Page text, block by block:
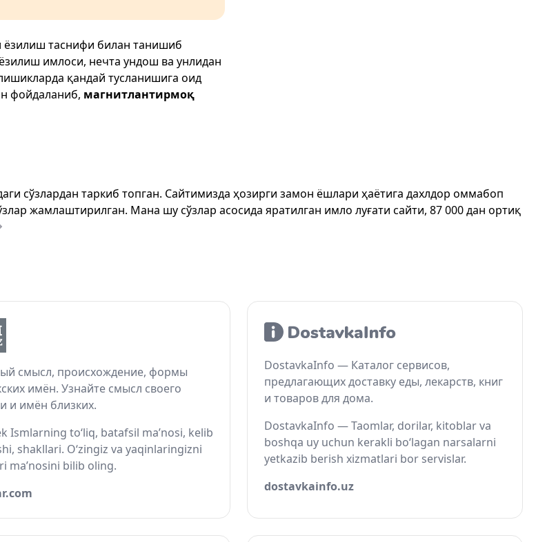
ёзилиш таснифи билан танишиб
имлоси, нечта ундош ва унлидан
қандай тусланишига оид
фойдаланиб, магнитлантирмоқ
сўзлардан таркиб топган. Сайтимизда ҳозирги замон ёшлари ҳаётига дахлдор оммабоп
жамлаштирилган. Мана шу сўзлар асосида яратилган имло луғати сайти, 87 000 дан ортиқ
смысл, происхождение, формы
имён. Узнайте смысл своего
и имён близких.
Ismlarning to‘liq, batafsil ma’nosi, kelib
shakllari. O‘zingiz va yaqinlaringizni
ma’nosini bilib oling.
DostavkaInfo — Каталог сервисов,
предлагающих доставку еды, лекарств, книг
и товаров для дома.
DostavkaInfo — Taomlar, dorilar, kitoblar va
boshqa uy uchun kerakli bo‘lagan narsalarni
yetkazib berish xizmatlari bor servislar.
dostavkainfo.uz